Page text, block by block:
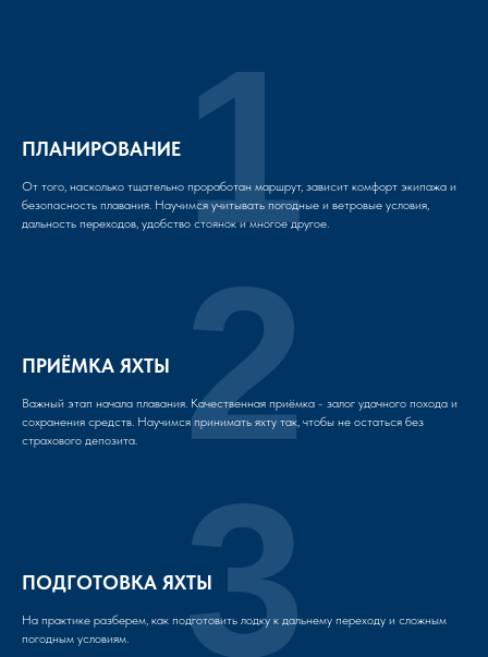
ПЛАНИРОВАНИЕ
От того, насколько тщательно проработан маршрут, зависит комфорт экипажа и
безопасность плавания. Научимся учитывать погодные и ветровые условия,
дальность переходов, удобство стоянок и многое другое.
1
ПРИЁМКА ЯХТЫ
Важный этап начала плавания. Качественная приёмка - залог удачного похода и
сохранения средств. Научимся принимать яхту так, чтобы не остаться без
страхового депозита.
2
ПОДГОТОВКА ЯХТЫ
На практике разберем, как подготовить лодку к дальнему переходу и сложным
погодным условиям.
3